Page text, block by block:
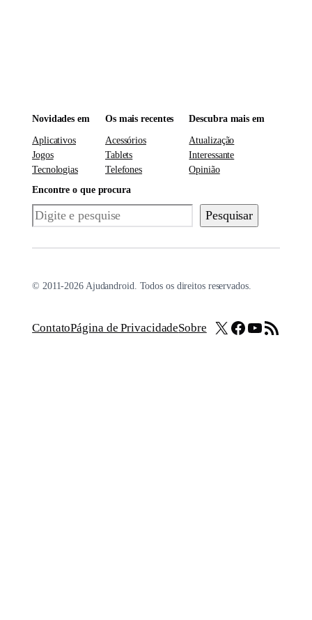
Novidades em
Aplicativos
Jogos
Tecnologias
Os mais recentes
Acessórios
Tablets
Telefones
Descubra mais em
Atualização
Interessante
Opinião
Encontre o que procura
Pesquisar Pesquisar
© 2011-2026 Ajudandroid. Todos os direitos reservados.
ContatoPágina de PrivacidadeSobre X Facebook
Youtube
Feed RSS